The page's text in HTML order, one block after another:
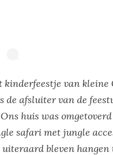
kinderfeestje van kleine
de afsluiter van de
Ons huis was
safari met jungle
uiteraard bleven